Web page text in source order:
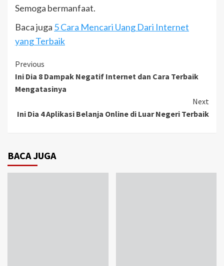
Semoga bermanfaat.
Baca juga 5 Cara Mencari Uang Dari Internet
yang Terbaik
Continue
Reading
Previous
Ini Dia 8 Dampak Negatif Internet dan Cara Terbaik
Mengatasinya
Next
Ini Dia 4 Aplikasi Belanja Online di Luar Negeri Terbaik
BACA JUGA